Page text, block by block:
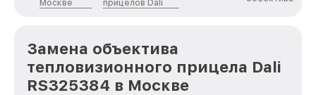
Москве
прицелов Dali
Замена объектива
тепловизионного прицела Dali
RS325384 в Москве